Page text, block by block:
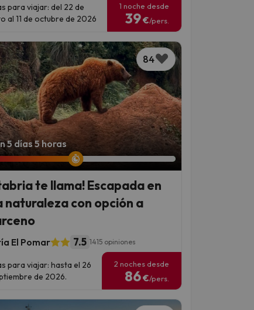
para viajar: del 22 de
al 11 de octubre de 2026
1 noche desde
39€/pers.
84
5 días 5 horas
te llama! Escapada en
naturaleza con opción a
El Pomar 7.5 1415 opiniones
para viajar: hasta el 26
de 2026.
2 noches desde
86€/pers.